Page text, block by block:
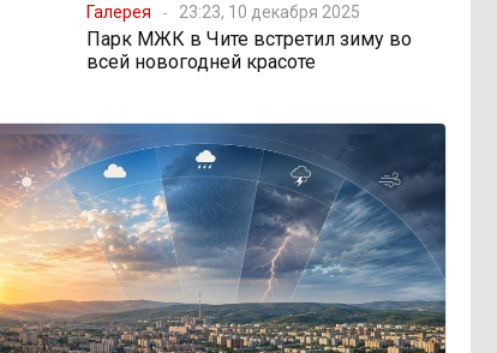
Галерея 23:23, 10 декабря 2025
Парк МЖК в Чите встретил зиму во
всей новогодней красоте